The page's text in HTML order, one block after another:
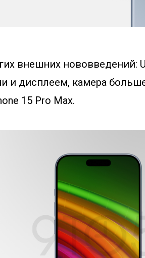
внешних нововведений:
и дисплеем, камера
15 Pro Max.